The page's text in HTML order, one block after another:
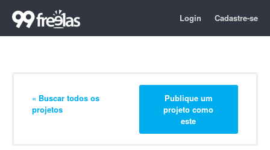
Login Cadastre-se
« Buscar todos os
projetos
Publique um
projeto como
este